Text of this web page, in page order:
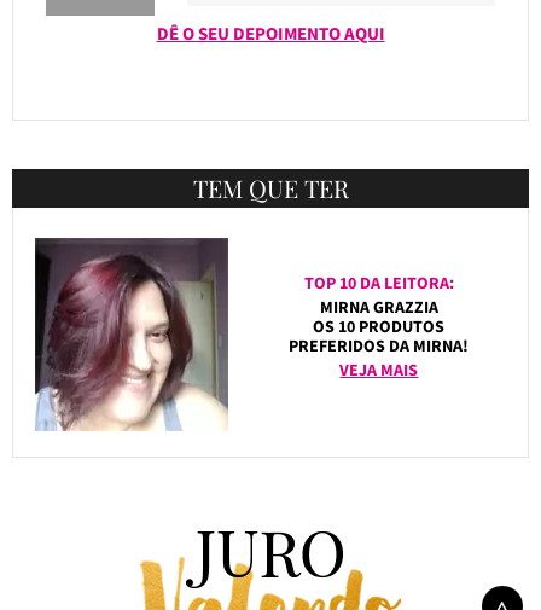
DÊ O SEU DEPOIMENTO AQUI
TEM QUE TER
TOP 10 DA LEITORA:
MIRNA GRAZZIA
OS 10 PRODUTOS
PREFERIDOS DA MIRNA!
VEJA MAIS